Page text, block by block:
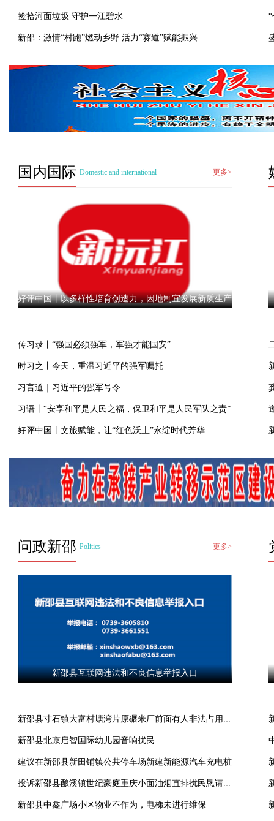
捡拾河面垃圾 守护一江碧水
新邵：激情“村跑”燃动乡野 活力“赛道”赋能振兴
国内国际 Domestic and international 更多>
好评中国丨以多样性培育创造力，因地制宜发展新质生产力
传习录丨“强国必须强军，军强才能国安”
时习之丨今天，重温习近平的强军嘱托
习言道｜习近平的强军号令
习语丨“安享和平是人民之福，保卫和平是人民军队之责”
好评中国丨文旅赋能，让“红色沃土”永绽时代芳华
问政新邵 Politics 更多>
新邵县互联网违法和不良信息举报入口
新邵县寸石镇大富村塘湾片原碾米厂前面有人非法占用公共道路
新邵县北京启智国际幼儿园音响扰民
建议在新邵县新田铺镇公共停车场新建新能源汽车充电桩
投诉新邵县酿溪镇世纪豪庭重庆小面油烟直排扰民恳请从严查处
新邵县中鑫广场小区物业不作为，电梯未进行维保